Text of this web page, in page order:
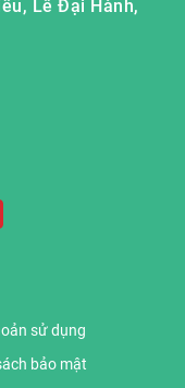
Lê Đại Hành,
sử dụng
bảo mật